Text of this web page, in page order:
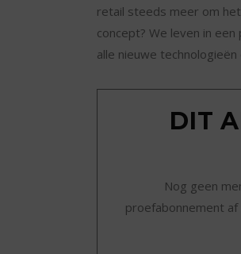
retail steeds meer om
concept? We leven in
alle nieuwe
DIT
Nog geen
proefabonnement af